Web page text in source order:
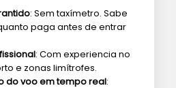
: Sem taxímetro. Sabe
paga antes de entrar
: Com experiencia no
e zonas limítrofes.
do voo em tempo real: